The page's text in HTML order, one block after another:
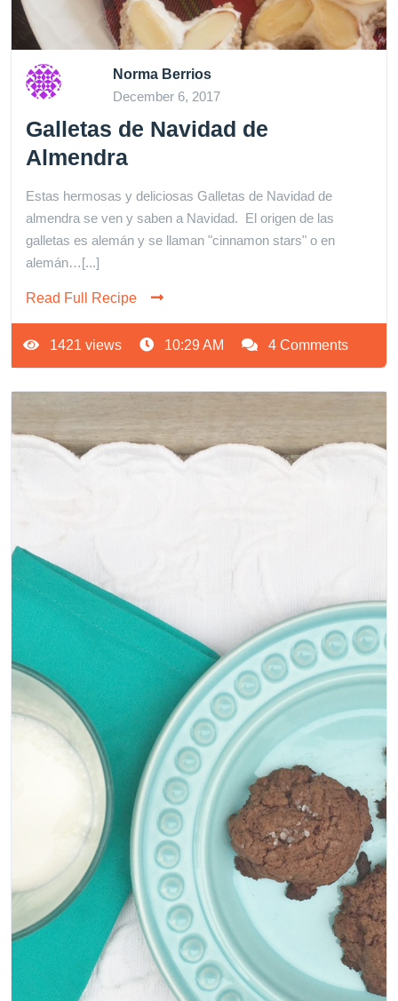
Norma Berrios
December 6, 2017
Galletas de Navidad de
Almendra
Estas hermosas y deliciosas Galletas de Navidad de
almendra se ven y saben a Navidad. El origen de las
galletas es alemán y se llaman "cinnamon stars" o en
alemán…[...]
Read Full Recipe
1421 views 10:29 AM 4 Comments